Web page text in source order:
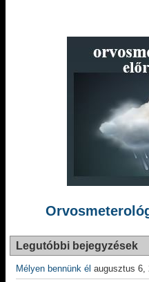
Legutóbbi bejegyzések
Mélyen bennünk él augusztus 6,